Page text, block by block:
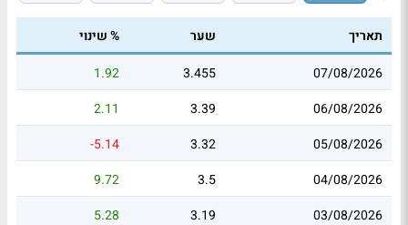
תאריך שער
% שינוי
07/08/2026
3.455
1.92
06/08/2026
3.39
2.11
05/08/2026
3.32
-5.14
04/08/2026
3.5
9.72
03/08/2026
3.19
5.28